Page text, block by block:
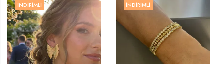
İNDIRIMLI İNDIRIMLI